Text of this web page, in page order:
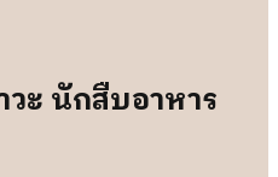
วะ นักสืบอาหาร